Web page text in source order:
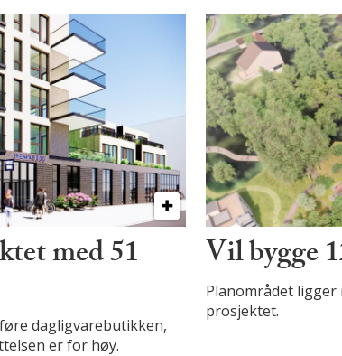
med 51
dagligvarebutikken,
er for høy.
Vil bygge
Planområdet
prosjektet.